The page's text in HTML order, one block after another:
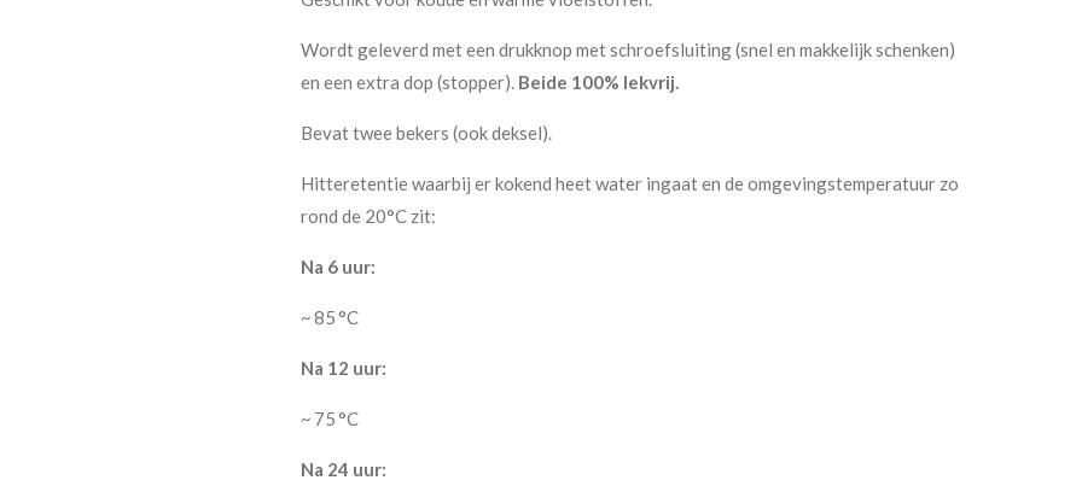
Wordt geleverd met een drukknop met schroefsluiting (snel en makkelijk schenken)
en een extra dop (stopper). Beide 100% lekvrij.
Bevat twee bekers (ook deksel).
Hitteretentie waarbij er kokend heet water ingaat en de omgevingstemperatuur zo
rond de 20°C zit:
Na 6 uur:
~ 85 °C
Na 12 uur:
~ 75 °C
Na 24 uur: